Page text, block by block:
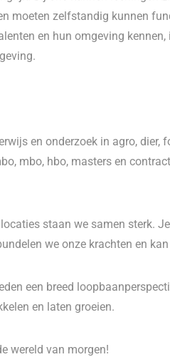
moeten zelfstandig kunnen
en hun omgeving kennen,
en onderzoek in agro, dier,
mbo, hbo, masters en
staan we samen sterk.
we onze krachten en
een breed
en laten groeien.
wereld van morgen!